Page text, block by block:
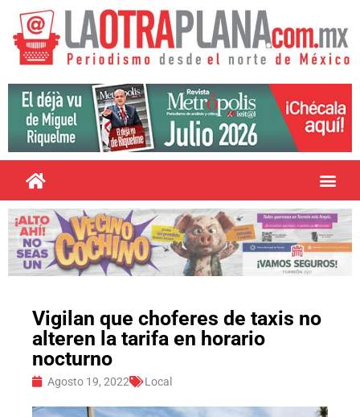
Vigilan que choferes de taxis no
alteren la tarifa en horario
nocturno
Agosto 19, 2022 Local